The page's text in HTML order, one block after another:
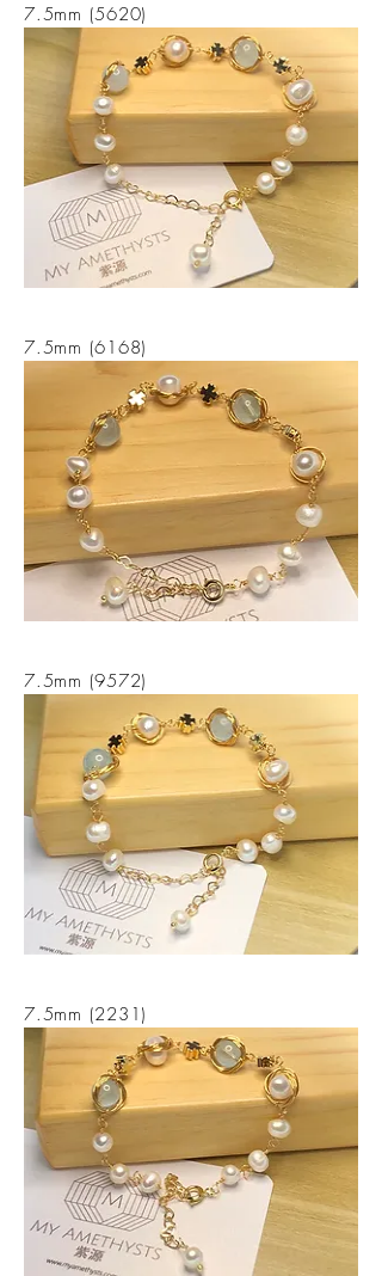
7.5mm (5620)
7.5mm (6168)
7.5mm (9572)
7.5mm (2231)